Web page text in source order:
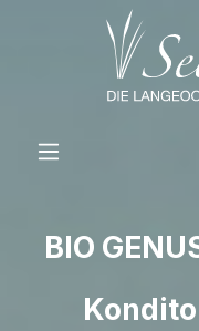
Zum Hauptinhalt
BIO